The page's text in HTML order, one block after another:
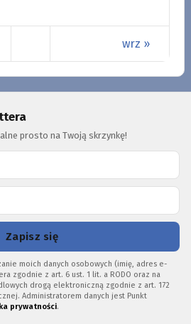
wrz »
prosto na Twoją skrzynkę!
Zapisz się
moich danych osobowych (imię, adres e-
zgodnie z art. 6 ust. 1 lit. a RODO oraz na
drogą elektroniczną zgodnie z art. 172
Administratorem danych jest Punkt
prywatności.